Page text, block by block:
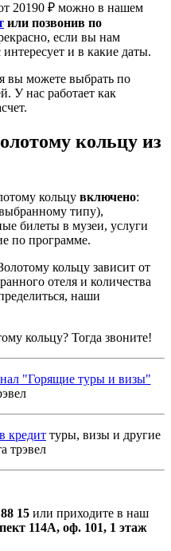
20190 ₽ можно в нашем
или позвонив по
если вы нам
и в какие даты.
вы можете выбрать по
У нас работает как
кольцу из
кольцу включено:
типу),
билеты в музеи, услуги
по программе.
кольцу зависит от
отеля и количества
наши
кольцу? Тогда звоните!
"Горящие туры и визы"
кредит туры, визы и другие
трэвел
15 или приходите в наш
114А, оф. 101, 1 этаж